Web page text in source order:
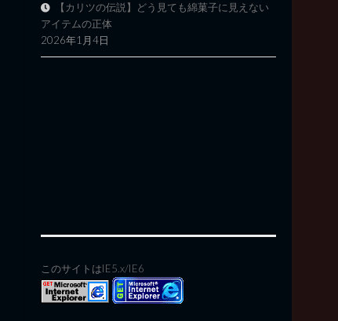
【カリツの伝説】どう見ても綿菓子に見えない
アイテムの正体
2026年1月4日
このサイトはIE5.x/IE6